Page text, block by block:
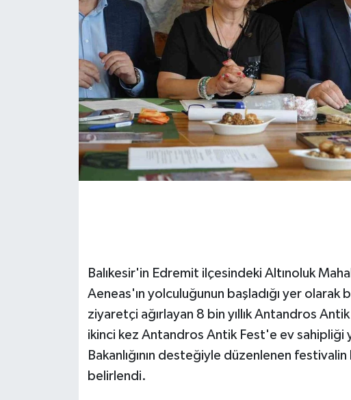
Balıkesir'in Edremit ilçesindeki Altınoluk
Aeneas'ın yolculuğunun başladığı yer olarak
ziyaretçi ağırlayan 8 bin yıllık Antandros
ikinci kez Antandros Antik Fest'e ev sahipliği
Bakanlığının desteğiyle düzenlenen
belirlendi.
EKONOMİ
English News
Flaş Haber
Gayrimenkul
HABERDE İNSAN
İş Dünyası